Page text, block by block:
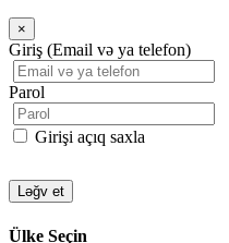
×
Bağla
Giriş (Email və ya telefon)
Parol
Girişi açıq saxla
Ləğv et
Ülke Seçin